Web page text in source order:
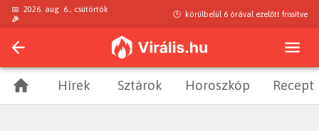
📅 2026. aug. 6., csütörtök
🎉
🕒 körülbelül 6 órával ezelőtt frissítve
Hírek Sztárok Horoszkóp Recept